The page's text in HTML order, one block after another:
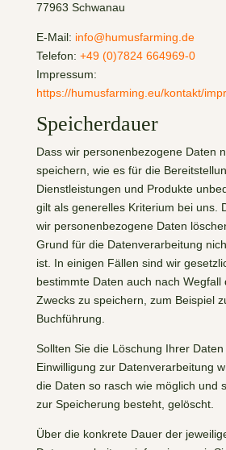
77963 Schwanau
E-Mail: info@humusfarming.de
Telefon: +49 (0)7824 664969-0
Impressum:
https://humusfarming.eu/kontakt/
Speicherdauer
Dass wir personenbezogene Daten
speichern, wie es für die
Dienstleistungen und Produkte
gilt als generelles Kriterium bei uns.
wir personenbezogene Daten
Grund für die Datenverarbeitung
ist. In einigen Fällen sind wir
bestimmte Daten auch nach Wegfall
Zwecks zu speichern, zum Beispiel
Buchführung.
Sollten Sie die Löschung Ihrer
Einwilligung zur Datenverarbeitung
die Daten so rasch wie möglich und
zur Speicherung besteht, gelöscht.
Über die konkrete Dauer der